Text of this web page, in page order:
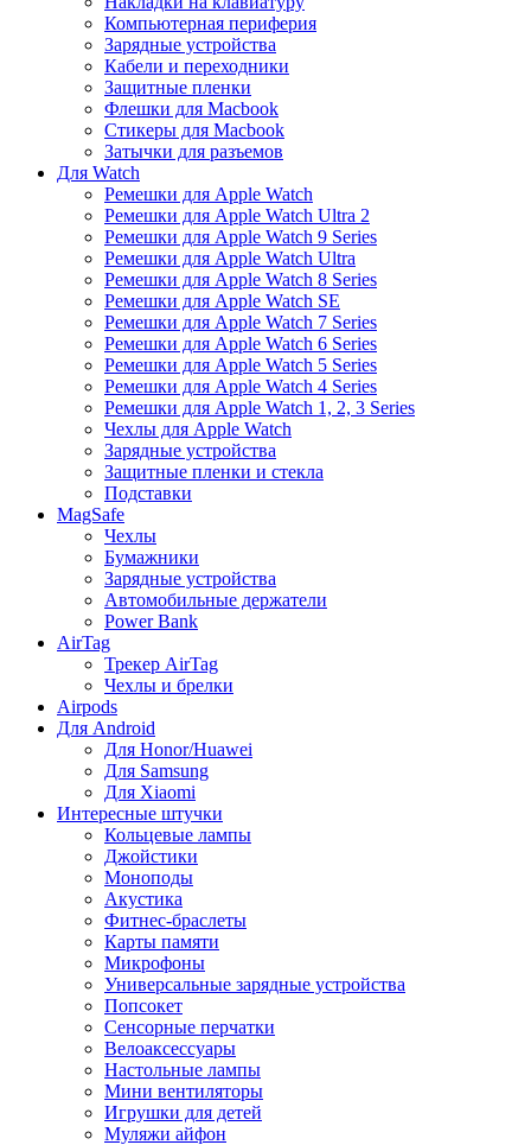
Компьютерная периферия
Зарядные устройства
Кабели и переходники
Защитные пленки
Флешки для Macbook
Стикеры для Macbook
Затычки для разъемов
Для Watch
Ремешки для Apple Watch
Ремешки для Apple Watch Ultra 2
Ремешки для Apple Watch 9 Series
Ремешки для Apple Watch Ultra
Ремешки для Apple Watch 8 Series
Ремешки для Apple Watch SE
Ремешки для Apple Watch 7 Series
Ремешки для Apple Watch 6 Series
Ремешки для Apple Watch 5 Series
Ремешки для Apple Watch 4 Series
Ремешки для Apple Watch 1, 2, 3 Series
Чехлы для Apple Watch
Зарядные устройства
Защитные пленки и стекла
Подставки
MagSafe
Чехлы
Бумажники
Зарядные устройства
Автомобильные держатели
Power Bank
AirTag
Трекер AirTag
Чехлы и брелки
Airpods
Для Android
Для Honor/Huawei
Для Samsung
Для Xiaomi
Интересные штучки
Кольцевые лампы
Джойстики
Моноподы
Акустика
Фитнес-браслеты
Карты памяти
Микрофоны
Универсальные зарядные устройства
Попсокет
Сенсорные перчатки
Велоаксессуары
Настольные лампы
Мини вентиляторы
Игрушки для детей
Муляжи айфон